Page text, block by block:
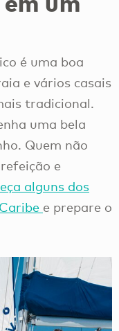
é uma boa
e vários casais
tradicional.
uma bela
Quem não
e
alguns dos
e prepare o